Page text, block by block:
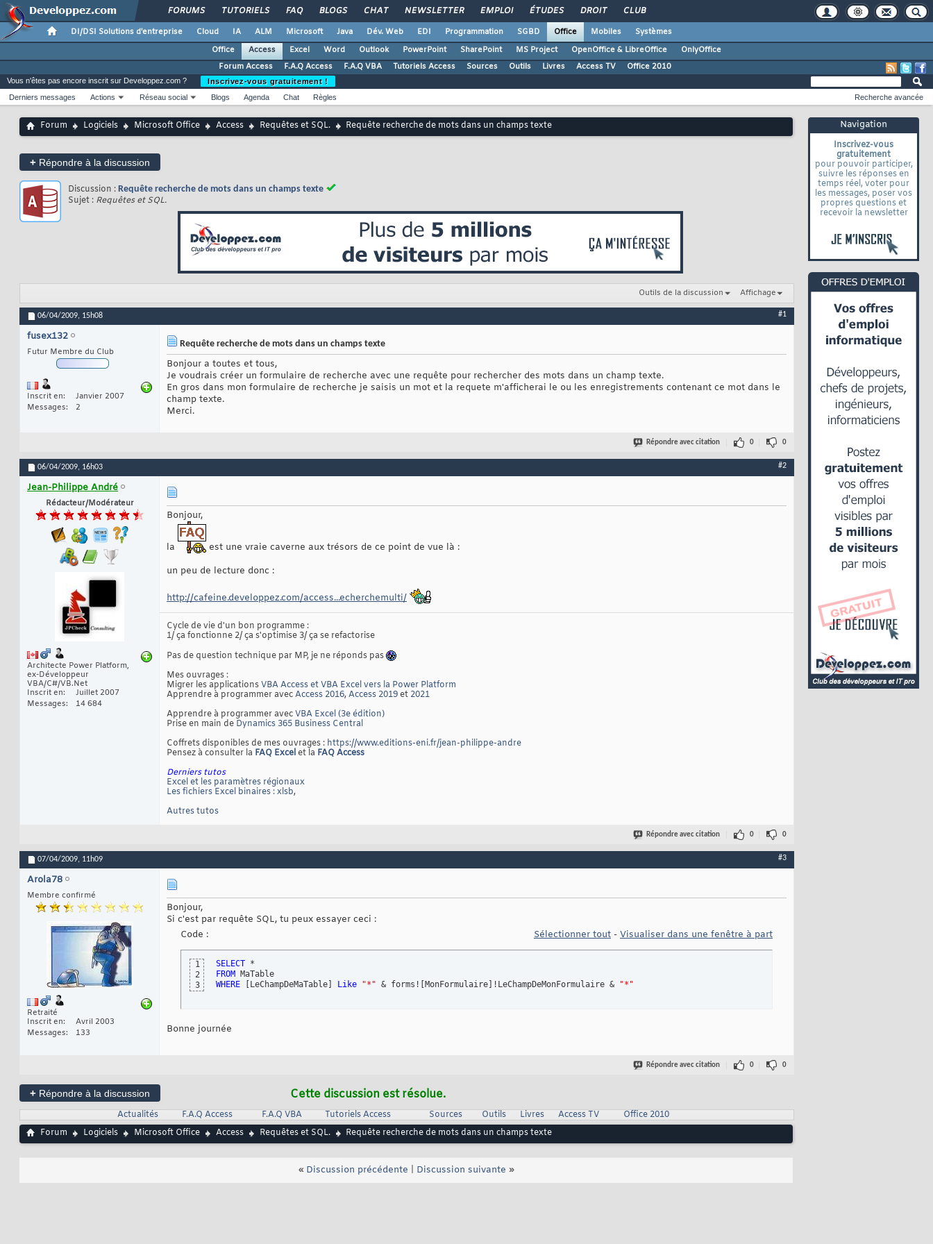
FORUMS TUTORIELS FAQ BLOGS CHAT NEWSLETTER EMPLOI ÉTUDES DROIT CLUB
DI/DSI Solutions d'entreprise Cloud IA ALM Microsoft Java Dév. Web EDI Programmation SGBD Office Mobiles
Systèmes
Office
Access Excel Word Outlook PowerPoint SharePoint MS Project OpenOffice & LibreOffice
OnlyOffice
Forum Access
F.A.Q Access F.A.Q VBA Tutoriels Access Sources Outils Livres Access TV Office 2010
Navigation
Inscrivez-vous
gratuitement
pour pouvoir participer,
suivre les réponses en
temps réel, voter pour
les messages, poser vos
propres questions et
recevoir la newsletter
Vous n'êtes pas encore inscrit sur Developpez.com ?
Inscrivez-vous gratuitement !
Derniers messages
Actions Réseau social Blogs Agenda Chat Règles Recherche avancée
Forum Logiciels Microsoft Office Access Requêtes et SQL. Requête recherche de mots dans un champs texte
+ Répondre à la discussion
Discussion : Requête recherche de mots dans un champs texte
Sujet : Requêtes et SQL.
Outils de la discussion Affichage
06/04/2009, 15h08 #1
fusex132
Futur Membre du Club
Inscrit en
Janvier 2007
Messages
2
Requête recherche de mots dans un champs texte
Bonjour a toutes et tous,
Je voudrais créer un formulaire de recherche avec une requête pour rechercher des mots dans un champ texte.
En gros dans mon formulaire de recherche je saisis un mot et la requete m'afficherai le ou les enregistrements contenant ce mot dans le
champ texte.
Merci.
Répondre avec citation 0 0
06/04/2009, 16h03 #2
Jean-Philippe André
Rédacteur/Modérateur
Architecte Power Platform,
ex-Développeur
VBA/C#/VB.Net
Inscrit en
Juillet 2007
Messages
14 684
Bonjour,
la
est une vraie caverne aux trésors de ce point de vue là :
un peu de lecture donc :
http://cafeine.developpez.com/access...echerchemulti/
Cycle de vie d'un bon programme :
1/ ça fonctionne 2/ ça s'optimise 3/ ça se refactorise
Pas de question technique par MP, je ne réponds pas
Mes ouvrages :
Migrer les applicationsVBA Access et VBA Excel vers la Power Platform
Apprendre à programmer avecAccess 2016, Access 2019et 2021
Apprendre à programmer avecVBA Excel (3e édition)
Prise en main de Dynamics 365 Business Central
Coffrets disponibles de mes ouvrages : https://www.editions-eni.fr/jean-philippe-andre
Pensez à consulter la FAQ Excelet la FAQ Access
Derniers tutos
Excel et les paramètres régionaux
Les fichiers Excel binaires : xlsb,
Autres tutos
Répondre avec citation 0 0
07/04/2009, 11h09 #3
Arola78
Membre confirmé
Retraité
Inscrit en
Avril 2003
Messages
133
Bonjour,
Si c'est par requête SQL, tu peux essayer ceci :
Code :
Sélectionner tout - Visualiser dans une fenêtre à part
1
2
3
SELECT
FROM
WHERE
LeChampDeMaTable Like "*" & forms! MonFormulaire !LeChampDeMonFormulaire & "*"
Bonne journée
Répondre avec citation 0 0
+ Répondre à la discussion Cette discussion est résolue.
Actualités F.A.Q Access F.A.Q VBA Tutoriels Access Sources Outils Livres Access TV
Office 2010
Forum
Logiciels Microsoft Office Access Requêtes et SQL. Requête recherche de mots dans un champs texte
« Discussion précédente Discussion suivante »